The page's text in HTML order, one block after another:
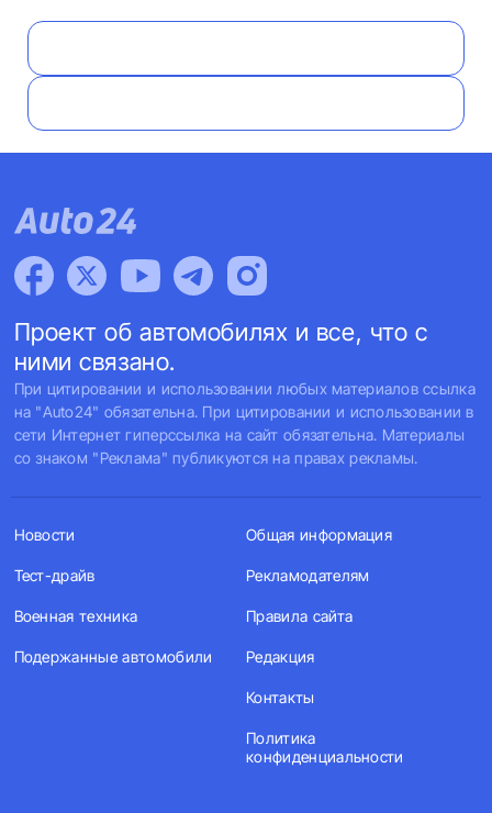
Проект об автомобилях и все, что с
ними связано.
При цитировании и использовании любых материалов ссылка
на "Auto24" обязательна. При цитировании и использовании в
сети Интернет гиперссылка на сайт обязательна. Материалы
со знаком "Реклама" публикуются на правах рекламы.
Новости
Тест-драйв
Военная техника
Подержанные автомобили
Общая информация
Рекламодателям
Правила сайта
Редакция
Контакты
Политика
конфиденциальности